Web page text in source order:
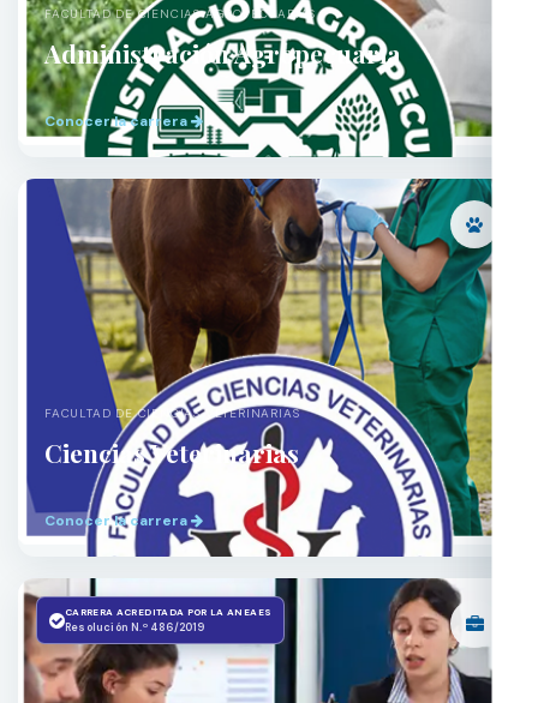
FACULTAD DE CIENCIAS AGROPECUARIAS
Administración Agropecuaria
Conocer la carrera
FACULTAD DE CIENCIAS VETERINARIAS
Ciencias Veterinarias
Conocer la carrera
CARRERA ACREDITADA POR LA ANEAES
Resolución N.º 486/2019